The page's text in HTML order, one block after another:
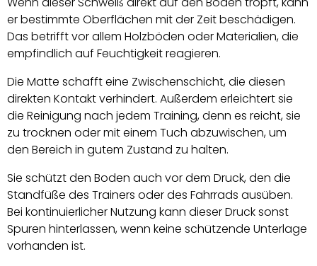
er bestimmte Oberflächen mit der Zeit beschädigen.
Das betrifft vor allem Holzböden oder Materialien, die
empfindlich auf Feuchtigkeit reagieren.
Die Matte schafft eine Zwischenschicht, die diesen
direkten Kontakt verhindert. Außerdem erleichtert sie
die Reinigung nach jedem Training, denn es reicht, sie
zu trocknen oder mit einem Tuch abzuwischen, um
den Bereich in gutem Zustand zu halten.
Sie schützt den Boden auch vor dem Druck, den die
Standfüße des Trainers oder des Fahrrads ausüben.
Bei kontinuierlicher Nutzung kann dieser Druck sonst
Spuren hinterlassen, wenn keine schützende Unterlage
vorhanden ist.